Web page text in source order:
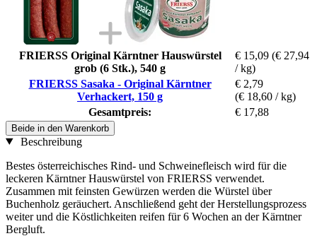
FRIERSS Original Kärntner Hauswürstel
grob (6 Stk.), 540 g
€ 15,09 (€ 27,94
/ kg)
FRIERSS Sasaka - Original Kärntner
Verhackert, 150 g
€ 2,79
(€ 18,60 / kg)
Gesamtpreis:
€ 17,88
Beide in den Warenkorb
Beschreibung
Bestes österreichisches Rind- und Schweinefleisch wird für die
leckeren Kärntner Hauswürstel von FRIERSS verwendet.
Zusammen mit feinsten Gewürzen werden die Würstel über
Buchenholz geräuchert. Anschließend geht der Herstellungsprozess
weiter und die Köstlichkeiten reifen für 6 Wochen an der Kärntner
Bergluft.